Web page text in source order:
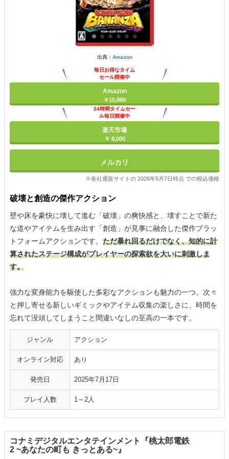
出典： Amazon
毎日お得なタイム
セール開催中
Amazon
￥10,980
24時間タイムセー
ル毎日開催中
楽天市場
￥ 8,000
メルカリ
※各社通販サイトの 2026年5月7日時点 での税込価格
破壊と創造の傑作アクション
壁や床を豪快に壊して進む「破壊」の爽快感と、壊すことで新た
な道やアイテムを生み出す「創造」が見事に融合した傑作プラッ
トフォームアクションです。 ただ暴れ回るだけでなく、知的に計
算されたステージ構成がプレイヤーの探索欲を大いに刺激しま
す。
強力な変身能力を駆使した多彩なアクションも魅力の一つ。次々
と押し寄せる新しいギミックやアイテム収集の楽しさに、時間を
忘れて没頭してしまうこと間違いなしの至高の一本です。
ジャンル アクション
オンライン対応 あり
発売日 2025年7月17日
プレイ人数 1～2人
コナミデジタルエンタテインメント『桃太郎電鉄
2 ~あなたの町も きっとある~』